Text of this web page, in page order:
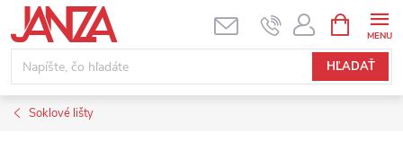
Prejsť na obsah
HĽADAŤ
Soklové lišty